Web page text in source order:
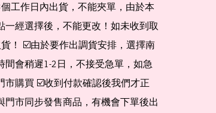
工作日內出貨，不能夾單，由於本
一經選擇後，不能更改！如未收到取
！ ☑️由於要作出調貨安排，選擇南
間會稍遲1-2日，不接受急單，如急
市購買 ☑️收到付款確認後我們才正
門市同步發售商品，有機會下單後出